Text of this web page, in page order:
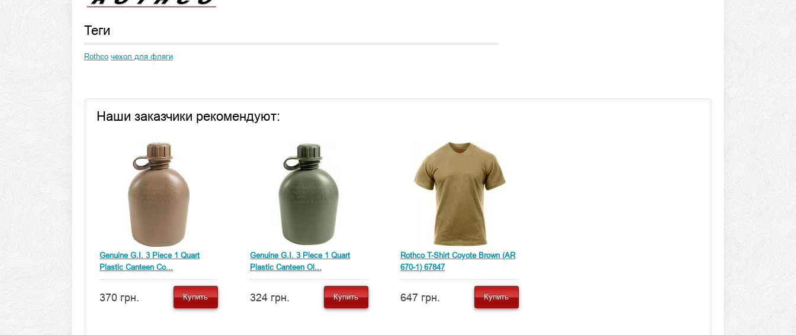
Теги
Rothco чехол для фляги
Наши заказчики рекомендуют:
Genuine G.I. 3 Piece 1 Quart
Plastic Canteen Co...
370 грн. Купить
Genuine G.I. 3 Piece 1 Quart
Plastic Canteen Ol...
324 грн. Купить
Rothco T-Shirt Coyote Brown (AR
670-1) 67847
647 грн. Купить